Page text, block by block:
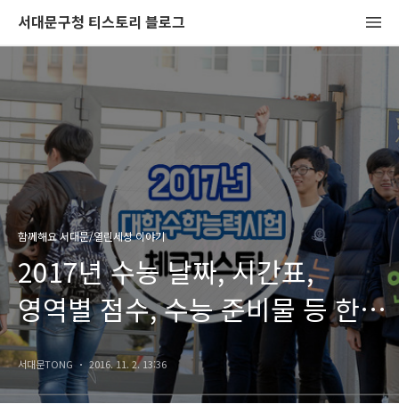
서대문구청 티스토리 블로그
함께해요 서대문/열린세상 이야기
2017년 수능 날짜, 시간표,
영역별 점수, 수능 준비물 등 한
눈에 알아보자!
서대문TONG 2016. 11. 2. 13:36